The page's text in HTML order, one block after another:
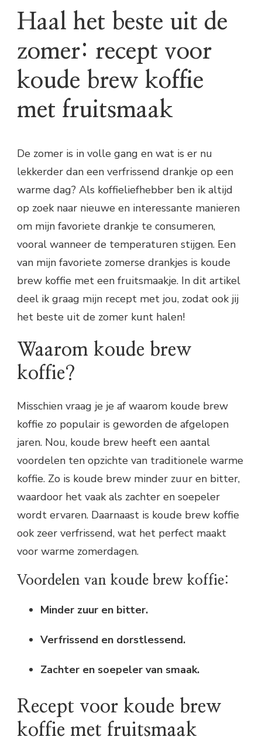
Haal het beste uit de
zomer: recept voor
koude brew koffie
met fruitsmaak
De zomer is in volle gang en wat is er nu
lekkerder dan een verfrissend drankje op een
warme dag? Als koffieliefhebber ben ik altijd
op zoek naar nieuwe en interessante manieren
om mijn favoriete drankje te consumeren,
vooral wanneer de temperaturen stijgen. Een
van mijn favoriete zomerse drankjes is koude
brew koffie met een fruitsmaakje. In dit artikel
deel ik graag mijn recept met jou, zodat ook jij
het beste uit de zomer kunt halen!
Waarom koude brew
koffie?
Misschien vraag je je af waarom koude brew
koffie zo populair is geworden de afgelopen
jaren. Nou, koude brew heeft een aantal
voordelen ten opzichte van traditionele warme
koffie. Zo is koude brew minder zuur en bitter,
waardoor het vaak als zachter en soepeler
wordt ervaren. Daarnaast is koude brew koffie
ook zeer verfrissend, wat het perfect maakt
voor warme zomerdagen.
Voordelen van koude brew koffie:
Minder zuur en bitter.
Verfrissend en dorstlessend.
Zachter en soepeler van smaak.
Recept voor koude brew
koffie met fruitsmaak